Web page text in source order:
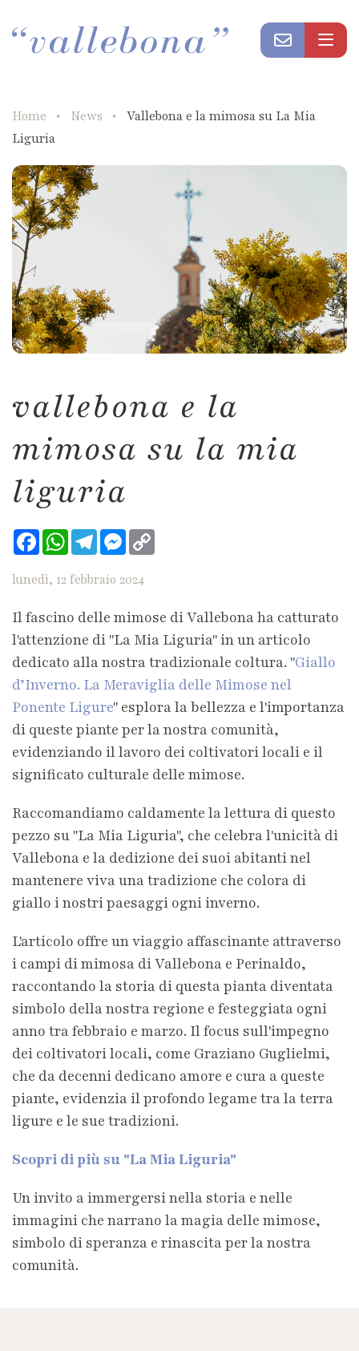
Home News
Vallebona e la mimosa su La Mia
Liguria
vallebona e la
mimosa su la mia
liguria
FacebookWhatsApp
TelegramMessenger
lunedì, 12 febbraio 2024
Il fascino delle mimose di Vallebona ha catturato
l'attenzione di "La Mia Liguria" in un articolo
dedicato alla nostra tradizionale coltura. "Giallo
d’Inverno. La Meraviglia delle Mimose nel
Ponente Ligure" esplora la bellezza e l'importanza
di queste piante per la nostra comunità,
evidenziando il lavoro dei coltivatori locali e il
significato culturale delle mimose.
Raccomandiamo caldamente la lettura di questo
pezzo su "La Mia Liguria", che celebra l'unicità di
Vallebona e la dedizione dei suoi abitanti nel
mantenere viva una tradizione che colora di
giallo i nostri paesaggi ogni inverno.
L'articolo offre un viaggio affascinante attraverso
i campi di mimosa di Vallebona e Perinaldo,
raccontando la storia di questa pianta diventata
simbolo della nostra regione e festeggiata ogni
anno tra febbraio e marzo. Il focus sull'impegno
dei coltivatori locali, come Graziano Guglielmi,
che da decenni dedicano amore e cura a queste
piante, evidenzia il profondo legame tra la terra
ligure e le sue tradizioni.
Scopri di più su "La Mia Liguria"
Un invito a immergersi nella storia e nelle
immagini che narrano la magia delle mimose,
simbolo di speranza e rinascita per la nostra
comunità.